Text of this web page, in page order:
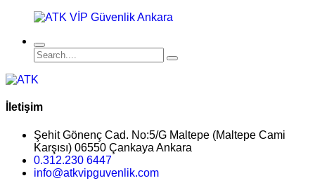
İletişim
Şehit Gönenç Cad. No:5/G Maltepe (Maltepe Cami
Karşısı) 06550 Çankaya Ankara
0.312.230 6447
info@atkvipguvenlik.com